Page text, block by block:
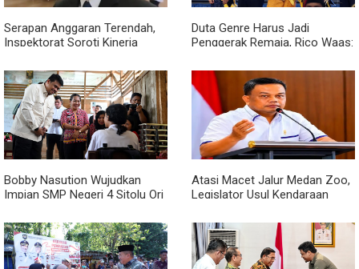
Serapan Anggaran Terendah,
Inspektorat Soroti Kinerja
Duta Genre Harus Jadi
Penggerak Remaja, Rico Waas:
Acara
Bobby Nasution Wujudkan
Impian SMP Negeri 4 Sitolu Ori
Atasi Macet Jalur Medan Zoo,
Legislator Usul Kendaraan
Royal Sumatera